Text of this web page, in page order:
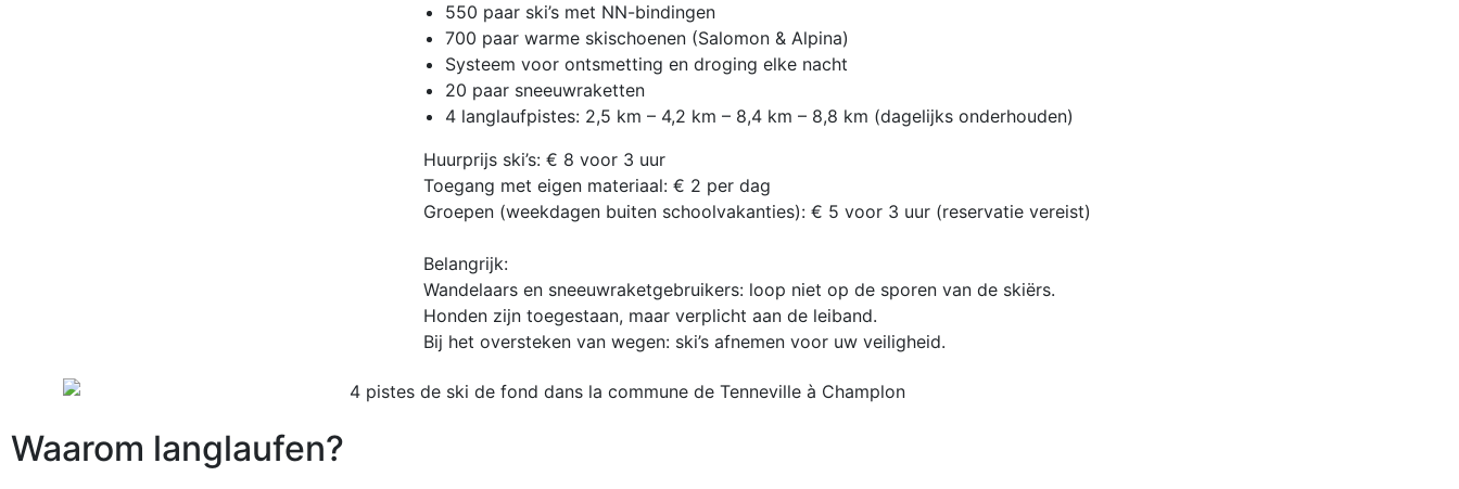
550 paar ski’s met NN-bindingen
700 paar warme skischoenen (Salomon & Alpina)
Systeem voor ontsmetting en droging elke nacht
20 paar sneeuwraketten
4 langlaufpistes: 2,5 km – 4,2 km – 8,4 km – 8,8 km (dagelijks onderhouden)
Huurprijs ski’s: € 8 voor 3 uur
Toegang met eigen materiaal: € 2 per dag
Groepen (weekdagen buiten schoolvakanties): € 5 voor 3 uur (reservatie vereist)
Belangrijk:
Wandelaars en sneeuwraketgebruikers: loop niet op de sporen van de skiërs.
Honden zijn toegestaan, maar verplicht aan de leiband.
Bij het oversteken van wegen: ski’s afnemen voor uw veiligheid.
Waarom langlaufen?